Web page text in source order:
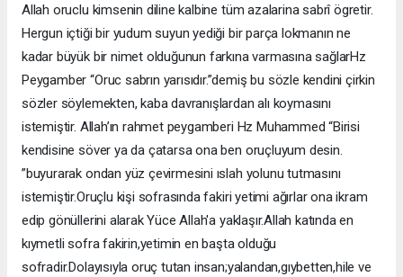
Allah oruclu kimsenin diline kalbine tüm azalarina sabrî ögretir.
Hergun içtiği bir yudum suyun yediği bir parça lokmanın ne
kadar büyük bir nimet olduğunun farkına varmasına sağlarHz
Peygamber “Oruc sabrın yarısıdır.”demiş bu sözle kendini çirkin
sözler söylemekten, kaba davranışlardan alı koymasını
istemiştir. Allah’ın rahmet peygamberi Hz Muhammed “Birisi
kendisine söver ya da çatarsa ona ben oruçluyum desin.
”buyurarak ondan yüz çevirmesini ıslah yolunu tutmasını
istemiştir.Oruçlu kişi sofrasında fakiri yetimi ağırlar ona ikram
edip gönüllerini alarak Yüce Allah'a yaklaşır.Allah katında en
kıymetli sofra fakirin,yetimin en başta olduğu
sofradir.Dolayısıyla oruç tutan insan;yalandan,gıybetten,hile ve